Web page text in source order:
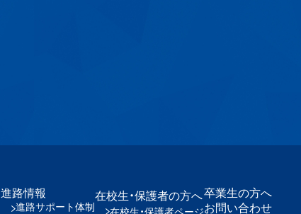
進路情報
進路サポート体制
在校生・保護者の方へ卒業生の方へ
お問い合わせ